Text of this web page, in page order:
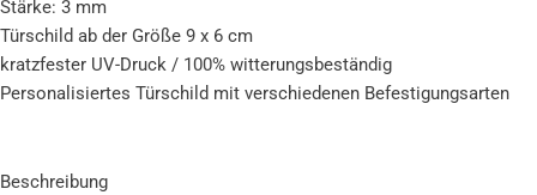
Stärke: 3 mm
Türschild ab der Größe 9 x 6 cm
kratzfester UV-Druck / 100% witterungsbeständig
Personalisiertes Türschild mit verschiedenen Befestigungsarten
Beschreibung